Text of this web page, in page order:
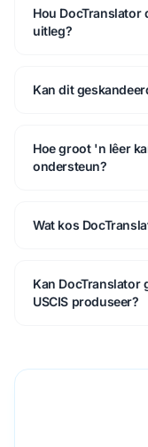
Hou
uitleg?
Kan dit
Hoe groot 'n lêer
ondersteun?
Wat kos
Kan DocTranslator
USCIS produseer?